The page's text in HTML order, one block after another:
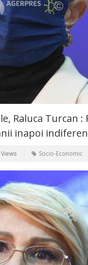
Raluca Turcan
inapoi
Socio-Economic